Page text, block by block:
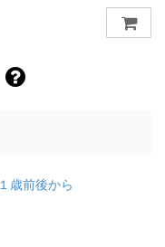
１歳前後から